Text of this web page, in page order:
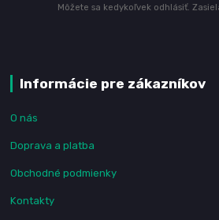
Môžete sa kedykoľvek odhlásiť.
Informácie pre zákazníkov
O nás
Doprava a platba
Obchodné podmienky
Kontakty